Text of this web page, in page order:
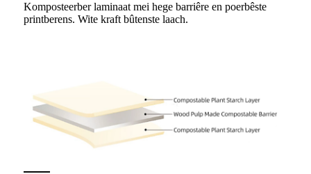
Komposteerber laminaat mei hege barriêre en poerbêste
printberens. Wite kraft bûtenste laach.